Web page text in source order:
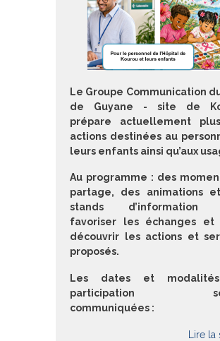
Le Groupe Communication
de Guyane - site de
prépare actuellement
actions destinées au
leurs enfants ainsi qu’aux
Au programme : des
partage, des animations
stands d’information
favoriser les échanges et
découvrir les actions et
proposés.
Les dates et
participation
communiquées :
Lire la